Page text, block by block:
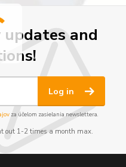
updates and
Log in
za účelom zasielania newslettera.
out 1-2 times a month max.